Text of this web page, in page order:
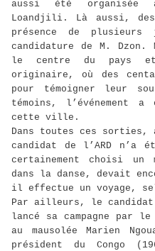
aussi été
Loandjili. Là aussi,
présence de
candidature de M. Dzon.
le centre du pays
originaire, où des
pour témoigner leur
témoins, l’événement
cette ville.
Dans toutes ces sorties,
candidat de l’ARD n’a
certainement choisi un
dans la danse, devait
il effectue un voyage,
Par ailleurs, le candidat
lancé sa campagne par
au mausolée Marien
président du Congo